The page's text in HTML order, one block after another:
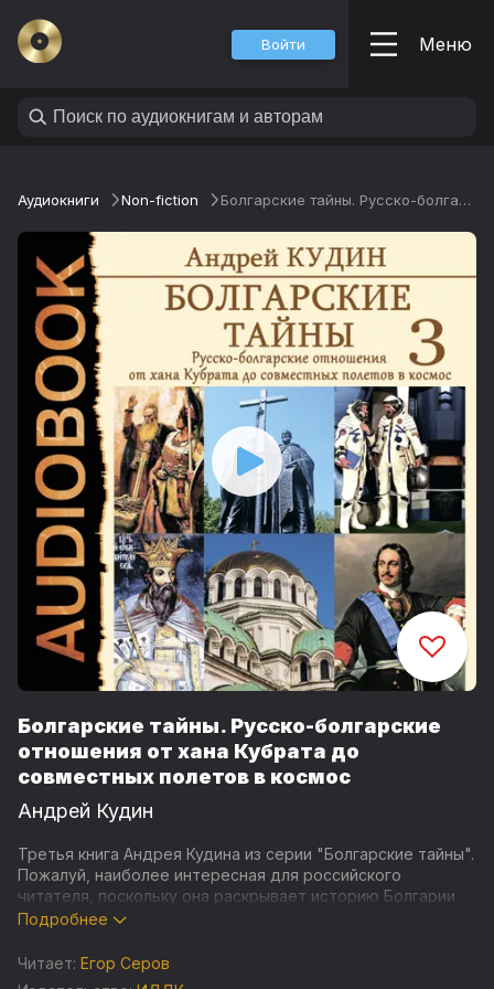
Войти Меню
Аудиокниги Non-fiction Болгарские тайны. Русско-болгарские отношения от хана Кубрата до совместных полетов в космос
Болгарские тайны. Русско-болгарские
отношения от хана Кубрата до
совместных полетов в космос
Андрей Кудин
Третья книга Андрея Кудина из серии "Болгарские тайны".
Пожалуй, наиболее интересная для российского
читателя, поскольку она раскрывает историю Болгарии
через призму ее более чем тысячелетних
положено, когда земли, где формировался русский этнос
Подробнее
Читает: Егор Серов